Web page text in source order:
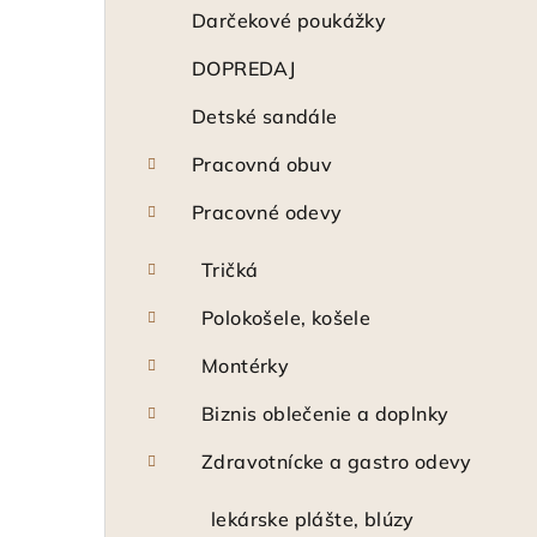
Darčekové poukážky
DOPREDAJ
Detské sandále
Pracovná obuv
Pracovné odevy
Tričká
Polokošele, košele
Montérky
Biznis oblečenie a doplnky
Zdravotnícke a gastro odevy
lekárske plášte, blúzy